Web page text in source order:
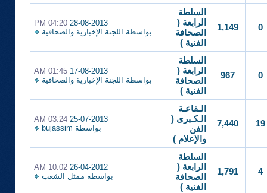
0
1,149
السلطة
الرابعة (
الصحافة
الفنية )
28-08-2013
04:20 PM
بواسطة اللجنة الإخبارية والصحافية
0
967
السلطة
الرابعة (
الصحافة
الفنية )
17-08-2013
01:45 AM
بواسطة اللجنة الإخبارية والصحافية
19
7,440
الـقاعـة
الـكـبرى (
الفن
والإعلام )
25-07-2013
03:24 AM
بواسطة bujassim
4
1,791
السلطة
الرابعة (
الصحافة
الفنية )
26-04-2012
10:02 AM
بواسطة ممثل الشعب